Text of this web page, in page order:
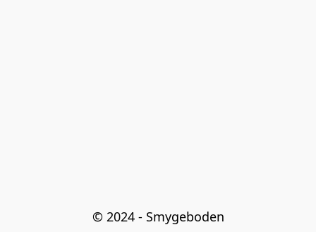
© 2024 - Smygeboden